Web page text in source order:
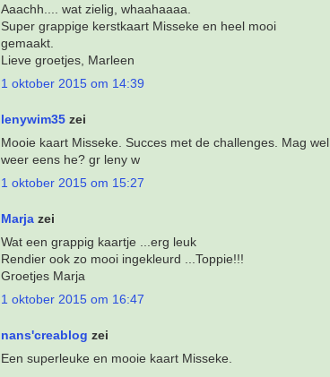
Aaachh.... wat zielig, whaahaaaa.
Super grappige kerstkaart Misseke en heel mooi
gemaakt.
Lieve groetjes, Marleen
1 oktober 2015 om 14:39
lenywim35 zei
Mooie kaart Misseke. Succes met de challenges. Mag wel
weer eens he? gr leny w
1 oktober 2015 om 15:27
Marja zei
Wat een grappig kaartje ...erg leuk
Rendier ook zo mooi ingekleurd ...Toppie!!!
Groetjes Marja
1 oktober 2015 om 16:47
nans'creablog zei
Een superleuke en mooie kaart Misseke.